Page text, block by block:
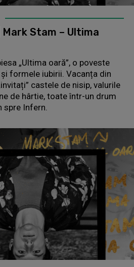
Mark Stam – Ultima
„Ultima oară”, o poveste
formele iubirii. Vacanța din
castele de nisip, valurile
de hârtie, toate într-un drum
spre Infern.